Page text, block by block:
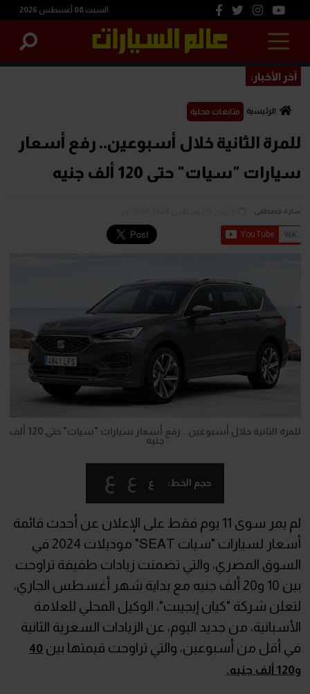
السبت 08 أغسطس 2026
آخر الأخبار:
الرئيسية متابعات محلية
للمرة الثانية خلال أسبوعين.. رفع أسعار
سيارات "سيات" حتى 120 ألف جنيه
سارة مصطفى
للمرة الثانية خلال أسبوعين.. رفع أسعار سيارات "سيات" حتى 120 ألف
جنيه
حجم الخط: ع ع ع
لم يمر سوى 11 يوم فقط على الإعلان عن أحدث قائمة
أسعار لسيارات "سيات SEAT" موديلات 2024 في
السوق المصري، والتي تضمنت زيادات طفيفة تراوحت
بين 10 و20 ألف جنيه مع بداية شهر أغسطس الجاري،
لتعلن شركة "كيان إيجيبت"، الوكيل المحلي للعلامة
الأسبانية، من جديد اليوم، عن الزيادات السعرية الثانية
في أقل من أسبوعين، والتي تراوحت قيمتها بين 40
و120 ألف جنيه.